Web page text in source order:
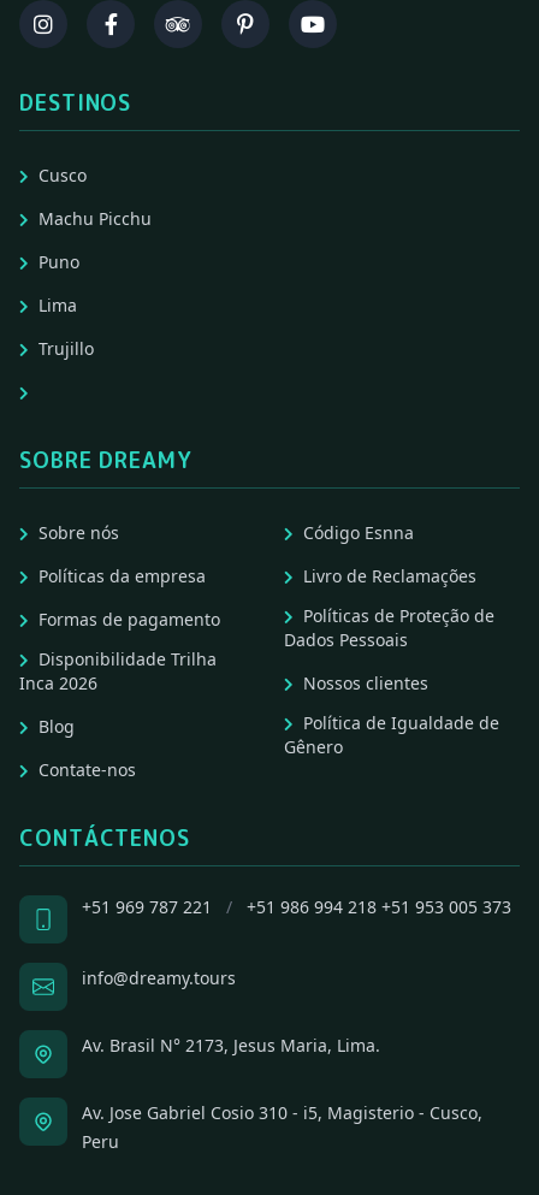
DESTINOS
Cusco
Machu Picchu
Puno
Lima
Trujillo
SOBRE DREAMY
Sobre nós
Políticas da empresa
Formas de pagamento
Disponibilidade Trilha
Inca 2026
Blog
Contate-nos
Código Esnna
Livro de Reclamações
Políticas de Proteção de
Dados Pessoais
Nossos clientes
Política de Igualdade de
Gênero
CONTÁCTENOS
+51 969 787 221 / +51 986 994 218 +51 953 005 373
info@dreamy.tours
Av. Brasil N° 2173, Jesus Maria, Lima.
Av. Jose Gabriel Cosio 310 - i5, Magisterio - Cusco,
Peru